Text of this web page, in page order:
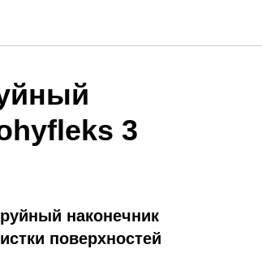
3
наконечник
поверхностей